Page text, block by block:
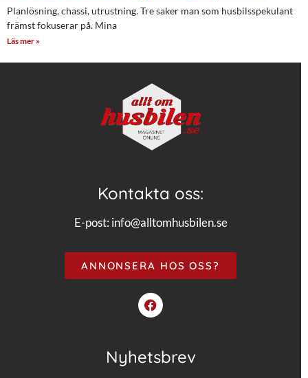
Planlösning, chassi, utrustning. Tre saker man som husbilsspekulant
främst fokuserar på. Mina
Läs mer »
Kontakta oss:
E-post: info@alltomhusbilen.se
ANNONSERA HOS OSS?
Nyhetsbrev